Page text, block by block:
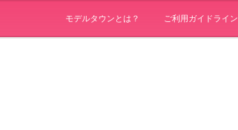
モデルタウンとは？ ご利用ガイドライン